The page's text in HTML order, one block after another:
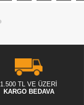
1.500 TL VE ÜZERİ
KARGO BEDAVA